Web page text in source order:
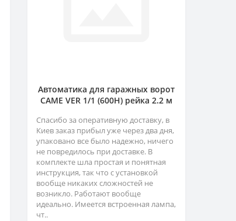
Автоматика для гаражных ворот
CAME VER 1/1 (600H) рейка 2.2 м
Спасибо за оперативную доставку, в
Киев заказ прибыл уже через два дня,
упаковано все было надежно, ничего
не повредилось при доставке. В
комплекте шла простая и понятная
инструкция, так что с установкой
вообще никаких сложностей не
возникло. Работают вообще
идеально. Имеется встроенная лампа,
чт..